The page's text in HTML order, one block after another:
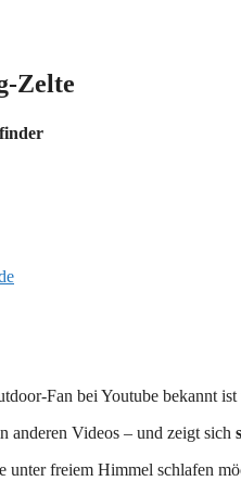
Zelte
Fan bei Youtube bekannt
anderen Videos – und zeigt sich
unter freiem Himmel schlafen